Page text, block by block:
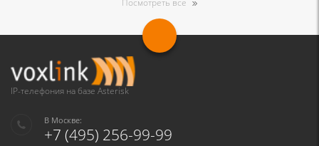
Я даю согласие на обработку моих персональных данных для связи
в соответствии с Политикой в отношении обработки персональных
данныхи Политикой конфиденциальности
Посмотреть все
IP-телефония на базе Asterisk
В Москве:
+7 (495) 256-99-99